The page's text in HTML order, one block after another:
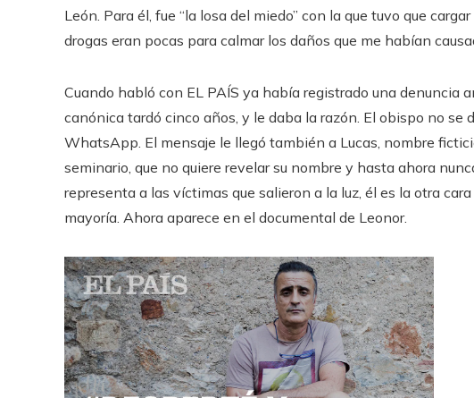
León. Para él, fue “la losa del miedo” con la que tuvo que
drogas eran pocas para calmar los daños que me habían
Cuando habló con EL PAÍS ya había registrado una denuncia
canónica tardó cinco años, y le daba la razón. El obispo no se
WhatsApp. El mensaje le llegó también a Lucas, nombre
seminario, que no quiere revelar su nombre y hasta ahora
representa a las víctimas que salieron a la luz, él es la otra
mayoría. Ahora aparece en el documental de Leonor.